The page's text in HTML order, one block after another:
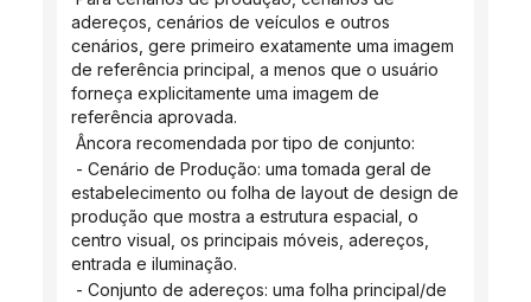
adereços, cenários de veículos e outros
cenários, gere primeiro exatamente uma imagem
de referência principal, a menos que o usuário
forneça explicitamente uma imagem de
referência aprovada.
Âncora recomendada por tipo de conjunto:
estabelecimento ou folha de layout de design de
produção que mostra a estrutura espacial, o
centro visual, os principais móveis, adereços,
entrada e iluminação.